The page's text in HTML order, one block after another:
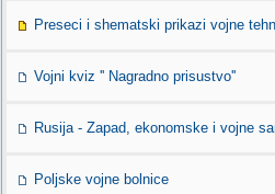
Preseci i shematski prikazi vojne
Vojni kviz '' Nagradno prisustvo''
Rusija - Zapad, ekonomske i vojne
Poljske vojne bolnice